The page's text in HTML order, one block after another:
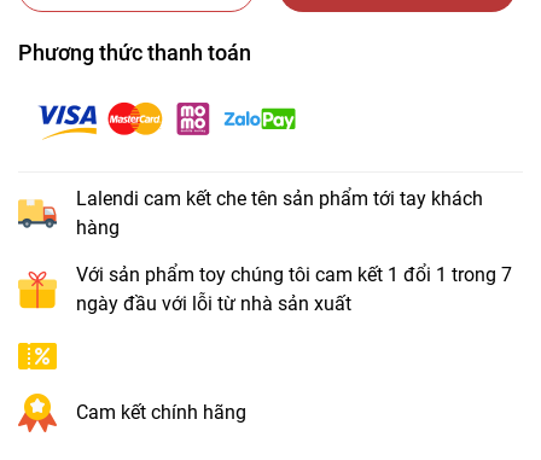
Phương thức thanh toán
Lalendi cam kết che tên sản phẩm tới tay khách
hàng
Với sản phẩm toy chúng tôi cam kết 1 đổi 1 trong 7
ngày đầu với lỗi từ nhà sản xuất
Cam kết chính hãng